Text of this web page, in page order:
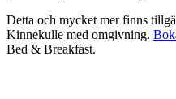
Detta och mycket mer finns
Kinnekulle med omgivning.
Bed & Breakfast.